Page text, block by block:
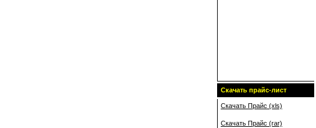
Скачать прайс-лист
Скачать Прайс (xls)
Скачать Прайс (rar)